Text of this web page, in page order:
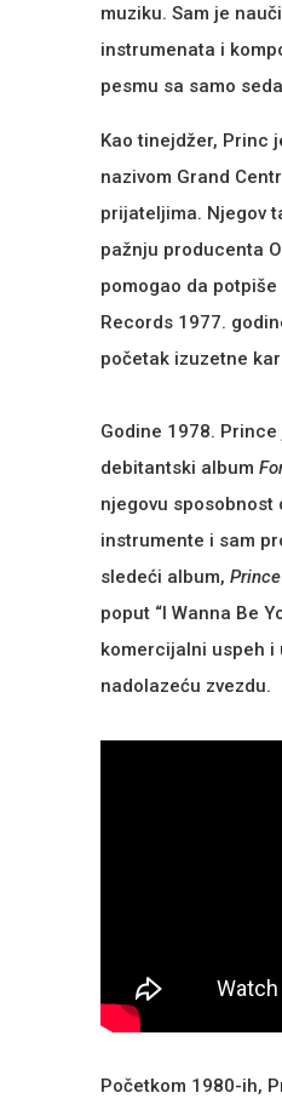
muziku. Sam je
instrumenata i
pesmu sa samo
Kao tinejdžer, Princ
nazivom Grand
prijateljima. Njegov
pažnju producenta
pomogao da
Records 1977.
početak izuzetne
Godine 1978.
debitantski album
njegovu sposobnost
instrumente i sam
sledeći album,Prince
poput “I Wanna Be
komercijalni uspeh i
nadolazeću zvezdu.
Početkom 1980-ih,